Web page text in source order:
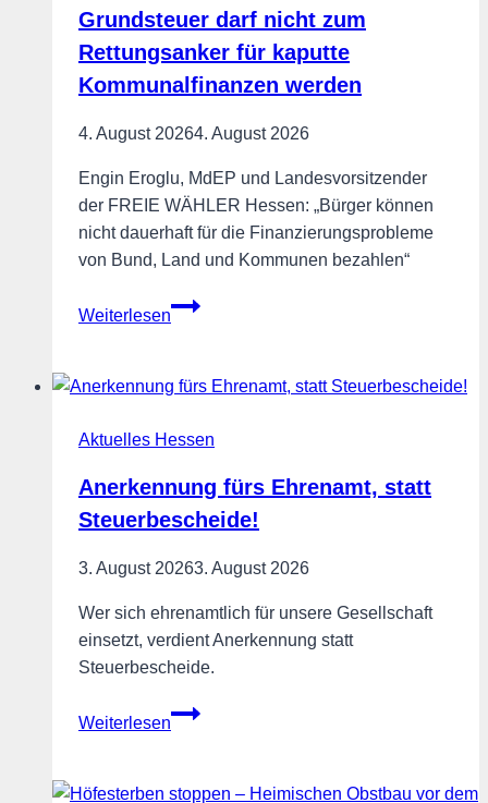
Grundsteuer darf nicht zum
Rettungsanker für kaputte
Kommunalfinanzen werden
4. August 20264. August 2026
Engin Eroglu, MdEP und Landesvorsitzender
der FREIE WÄHLER Hessen: „Bürger können
nicht dauerhaft für die Finanzierungsprobleme
von Bund, Land und Kommunen bezahlen“
Weiterlesen
Grundsteuer
zum
für
Kommunalfinanzen
werden
Aktuelles Hessen
Anerkennung fürs Ehrenamt, statt
Steuerbescheide!
3. August 20263. August 2026
Wer sich ehrenamtlich für unsere Gesellschaft
einsetzt, verdient Anerkennung statt
Steuerbescheide.
Weiterlesen
Anerkennung
statt